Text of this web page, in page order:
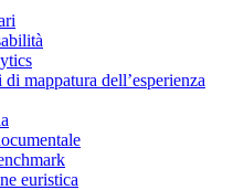
mappatura dell’esperienza
euristica